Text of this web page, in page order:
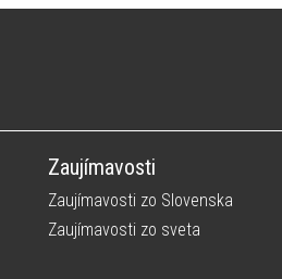
Zaujímavosti
Zaujímavosti zo Slovenska
Zaujímavosti zo sveta